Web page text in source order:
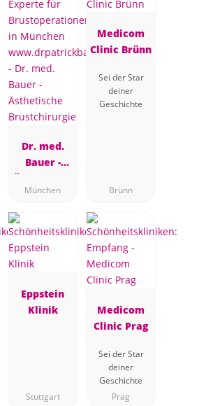
Dr. med.
Bauer -
Ästhetische
Brustchirur
München
Medicom
Clinic Brünn
Sei der Star
deiner
Geschichte
Brünn
Eppstein
Klinik
Stuttgart
Medicom
Clinic Prag
Sei der Star
deiner
Geschichte
Prag